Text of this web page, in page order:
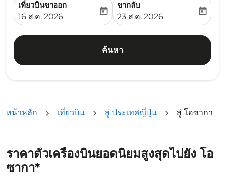
เที่ยวบินขาออก
fc-booking-departure-date-aria-label
16 ส.ค. 2026
today
ขากลับ
fc-booking-return-date-
23 ส.ค. 2026
today
ค้นหา
หน้าหลัก เที่ยวบิน สู่ ประเทศญี่ปุ่น สู่ โอซากา
ราคาตั๋วเครื่องบินยอดนิยมสูงสุดไปยัง โอ
ซากา*